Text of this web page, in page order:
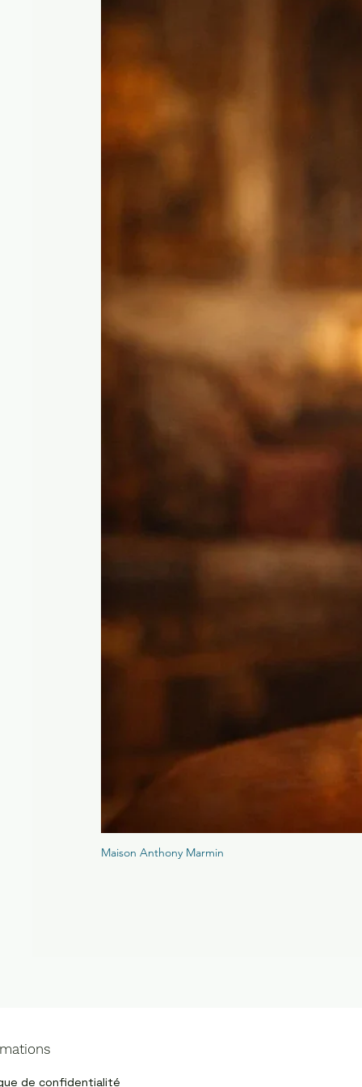
Maison Anthony Marmin
de confidentialité